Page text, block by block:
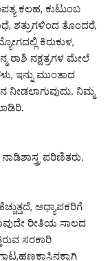
ಕಲಹ, ಕುಟುಂಬ
ಶತ್ರುಗಳಿಂದ ತೊಂದರೆ,
ಕಿರುಕುಳ,
ರಾಶಿ ನಕ್ಷತ್ರಗಳ ಮೇಲೆ
ಇನ್ನು ಮುಂತಾದ
ನಿಮ್ಮ
ನಾಡಿಶಾಸ್ತ್ರ ಪರಿಣಿತರು.
ಅಧ್ಯಾಪಕರಿಗೆ
ರೀತಿಯ ಸಾಲದ
ಸರಕಾರಿ